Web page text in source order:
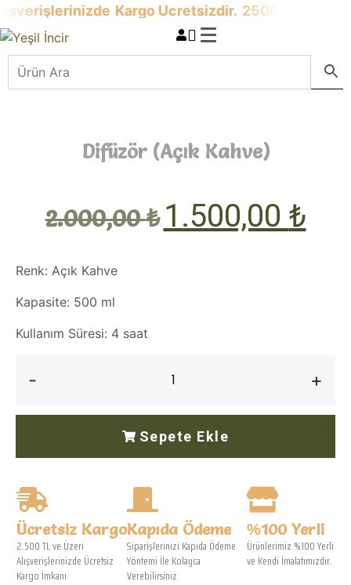
Kargo Ücretsizdir. 2500 TL Üzeri
Difüzör (Açık Kahve)
2.000,00₺ 1.500,00 ₺
Renk: Açık Kahve
Kapasite: 500 ml
Kullanım Süresi: 4 saat
- +
Sepete Ekle
Ücretsiz Kargo
2.500 TL ve Üzeri
Alışverişlerinizde Ücretsiz
Kargo İmkanı
Kapıda Ödeme
Siparişlerinizi Kapıda Ödeme
Yöntemi İle Kolayca
Verebilirsiniz
%100 Yerli
Ürünlerimiz %100 Yerli
ve Kendi İmalatımızdır.